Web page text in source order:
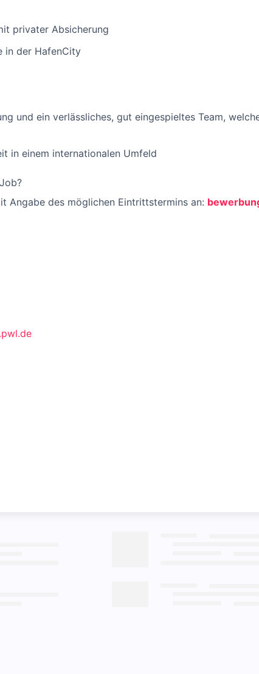
privater Absicherung
in der HafenCity
und ein verlässliches, gut eingespieltes Team,
in einem internationalen Umfeld
Angabe des möglichen Eintrittstermins an: